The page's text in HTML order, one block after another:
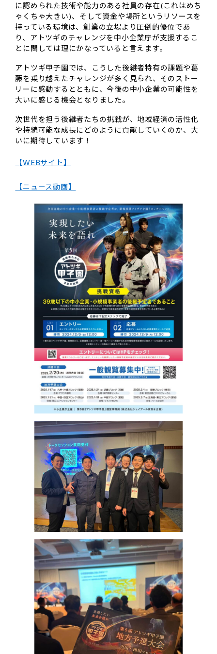
に認められた技術や能力のある社員の存在(これはめち
ゃくちゃ大きい)、そして資金や場所というリソースを
持っている環境は、創業の立場より圧倒的優位であ
り、アトツギのチャレンジを中小企業庁が支援するこ
とに関しては理にかなっていると言えます。
アトツギ甲子園では、こうした後継者特有の課題や葛
藤を乗り越えたチャレンジが多く見られ、そのストー
リーに感動するとともに、今後の中小企業の可能性を
大いに感じる機会となりました。
次世代を担う後継者たちの挑戦が、地域経済の活性化
や持続可能な成長にどのように貢献していくのか、大
いに期待しています！
【WEBサイト】
【ニュース動画】